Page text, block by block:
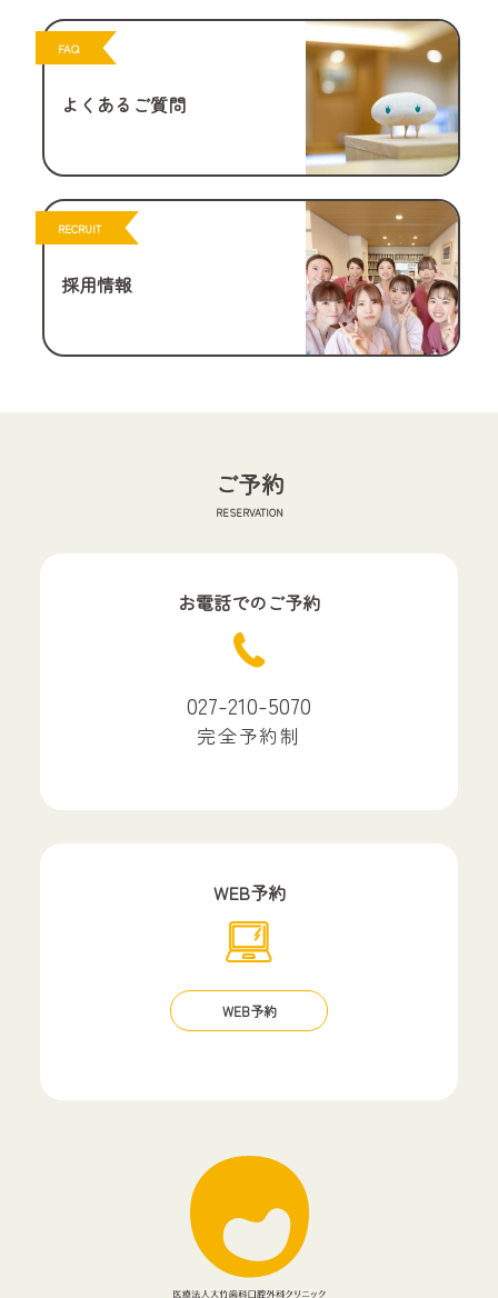
FAQ
よくあるご質問
RECRUIT
採用情報
ご予約
RESERVATION
お電話でのご予約
027-210-5070
完全予約制
WEB予約
WEB予約